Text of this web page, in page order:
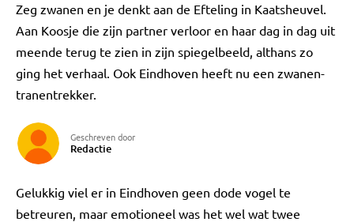
Zeg zwanen en je denkt aan de Efteling in Kaatsheuvel.
Aan Koosje die zijn partner verloor en haar dag in dag uit
meende terug te zien in zijn spiegelbeeld, althans zo
ging het verhaal. Ook Eindhoven heeft nu een zwanen-
tranentrekker.
Geschreven door
Redactie
Gelukkig viel er in Eindhoven geen dode vogel te
betreuren, maar emotioneel was het wel wat twee